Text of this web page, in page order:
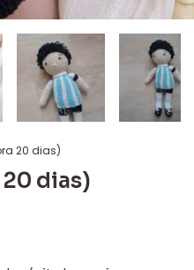
20 dias)
dias)